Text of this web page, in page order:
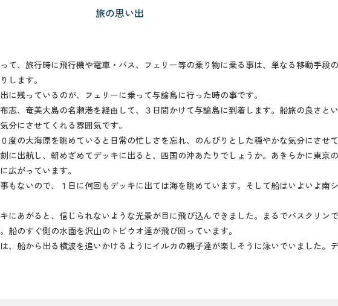
旅の思い出
て、旅行時に飛行機や電車・バス、フェリー等の乗り物に乗る事は、単なる移動手段
します。
に残っているのが、フェリーに乗って与論島に行った時の事です。
志、奄美大島の名瀬港を経由して、３日間かけて与論島に到着します。船旅の良さと
分にさせてくれる雰囲気です。
度の大海原を眺めていると日常の忙しさを忘れ、のんびりとした穏やかな気分にさせて
に出航し、朝めざめてデッキに出ると、四国の沖あたりでしょうか。あきらかに東京
広がっています。
もないので、１日に何回もデッキに出ては海を眺めています。そして船はいよいよ南
にあがると、信じられないような光景が目に飛び込んできました。まるでバスクリン
船のすぐ側の水面を沢山のトビウオ達が飛び回っています。
、船から出る横波を追いかけるようにイルカの親子達が楽しそうに泳いでいました。